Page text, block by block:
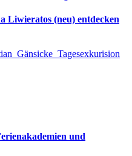
Liwieratos (neu) entdecken
und